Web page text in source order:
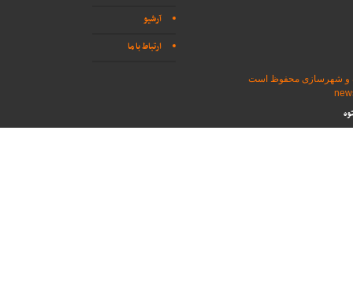
آرشیو
ارتباط با ما
و شهرسازی محفوظ است